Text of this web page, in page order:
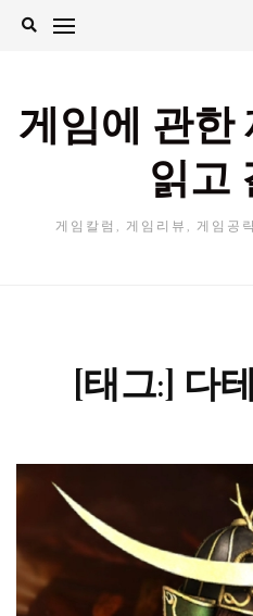
Skip
게임에 관한
읽고
게임칼럼, 게임리뷰, 게임공
[태그:] 다